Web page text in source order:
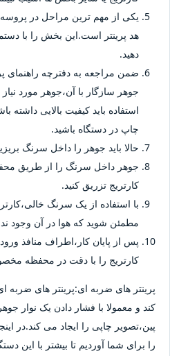
یکی از مهم ترین مراحل در پروسه
هد پرینتر است.این بخش را با
دهید.
ضمن مراجعه به دفترچه راهنمای
جوهر سازگار با آن،جوهر مورد
استفاده باید کیفیت بالایی داشته
چاپ در دستگاه باشید.
حالا باید جوهر را داخل سرنگ
جوهر داخل سرنگ را از طریق
کارتریج تزریق کنید.
با استفاده از یک سرنگ
مطمئن شوید که هوا در آن وجود
پس از پایان کار،اطراف منافذ
کارتریج را با دقت در محفظه
پرینتر های ضربه ای:پرینتر های ضربه
کند و معمولا با فشار دادن یک نوار
پین،تصویر چاپی را ایجاد می کند.در
را برای شما آوردیم تا بیشتر با این